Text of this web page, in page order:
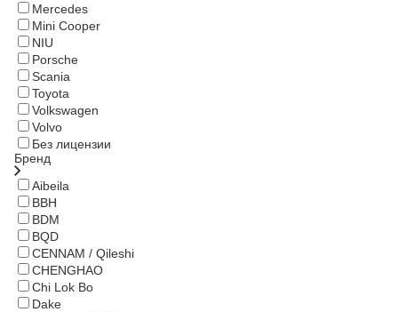
Mercedes
Mini Cooper
NIU
Porsche
Scania
Toyota
Volkswagen
Volvo
Без лицензии
Бренд
Aibeila
BBH
BDM
BQD
CENNAM / Qileshi
CHENGHAO
Chi Lok Bo
Dake